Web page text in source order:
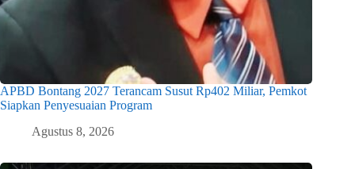
APBD Bontang 2027 Terancam Susut Rp402 Miliar, Pemkot
Siapkan Penyesuaian Program
Agustus 8, 2026